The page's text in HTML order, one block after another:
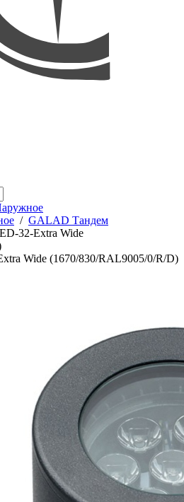
/ GALAD Тандем
32-Extra Wide
Wide (1670/830/RAL9005/0/R/D)